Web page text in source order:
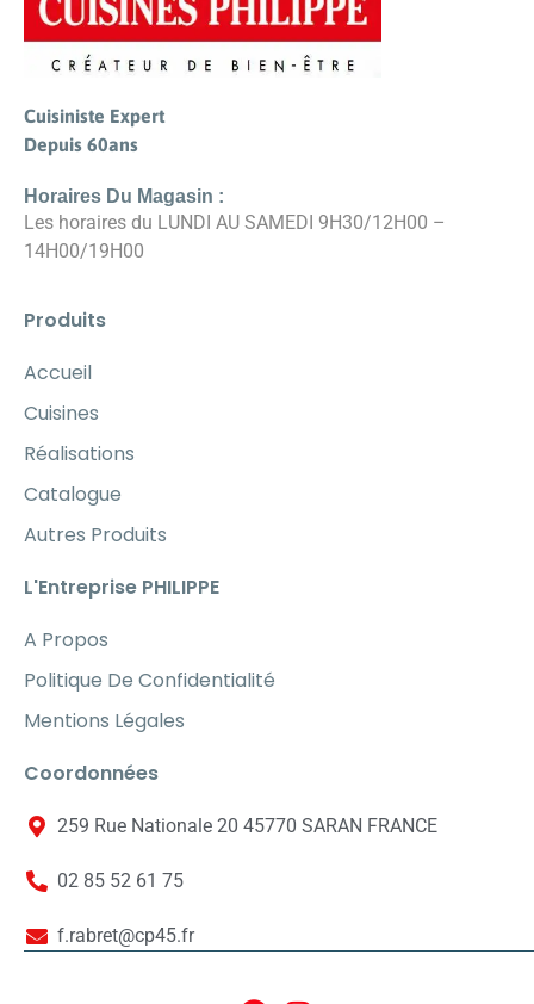
Cuisiniste Expert
Depuis 60ans
Horaires Du Magasin :
Les horaires du LUNDI AU SAMEDI 9H30/12H00 –
14H00/19H00
Produits
Accueil
Cuisines
Réalisations
Catalogue
Autres Produits
L'Entreprise PHILIPPE
A Propos
Politique De Confidentialité
Mentions Légales
Coordonnées
259 Rue Nationale 20 45770 SARAN FRANCE
02 85 52 61 75
f.rabret@cp45.fr